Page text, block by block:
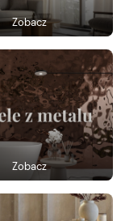
Zobacz
Zobacz